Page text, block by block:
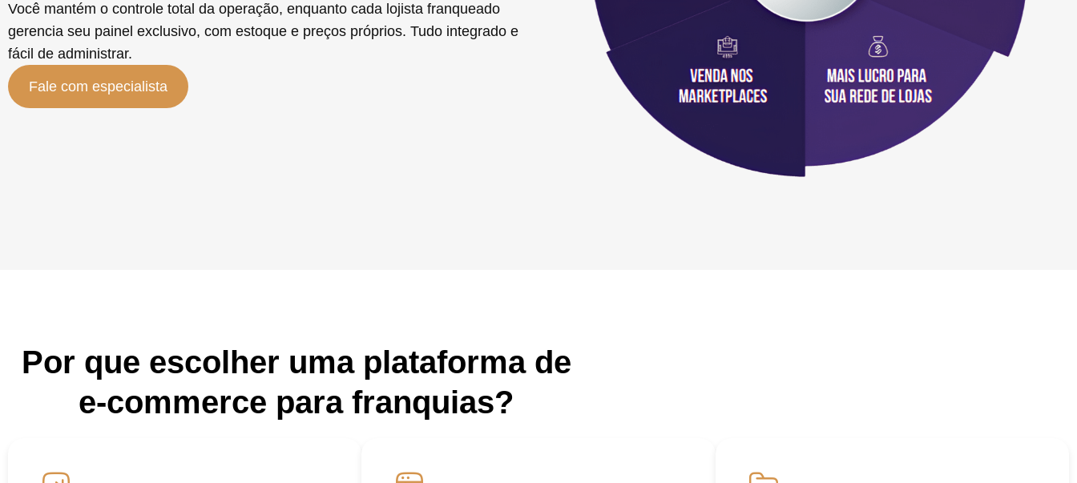
Você mantém o controle total da operação, enquanto cada lojista franqueado
gerencia seu painel exclusivo, com estoque e preços próprios. Tudo integrado e
fácil de administrar.
Fale com especialista
Por que escolher uma plataforma de
e‑commerce para franquias?